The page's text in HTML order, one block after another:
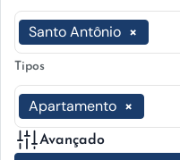
×
Santo Antônio
Tipos
×
Apartamento
Avançado